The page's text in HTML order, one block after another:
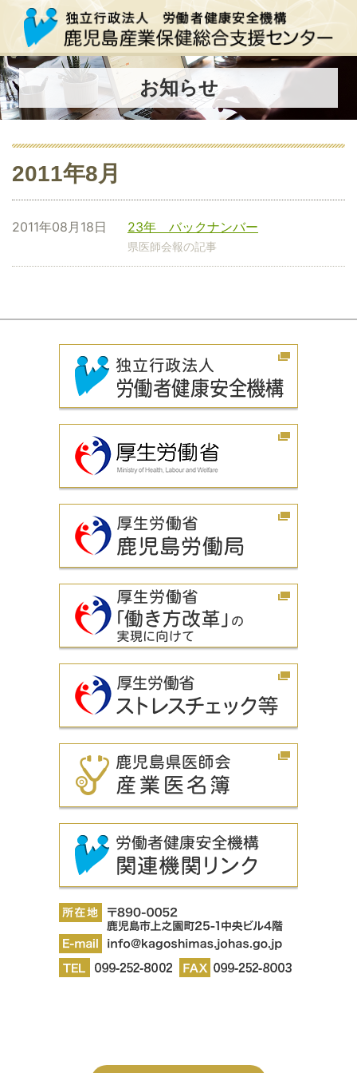
お知らせ
2011年8月
23年 バックナンバー
2011年08月18日
県医師会報の記事